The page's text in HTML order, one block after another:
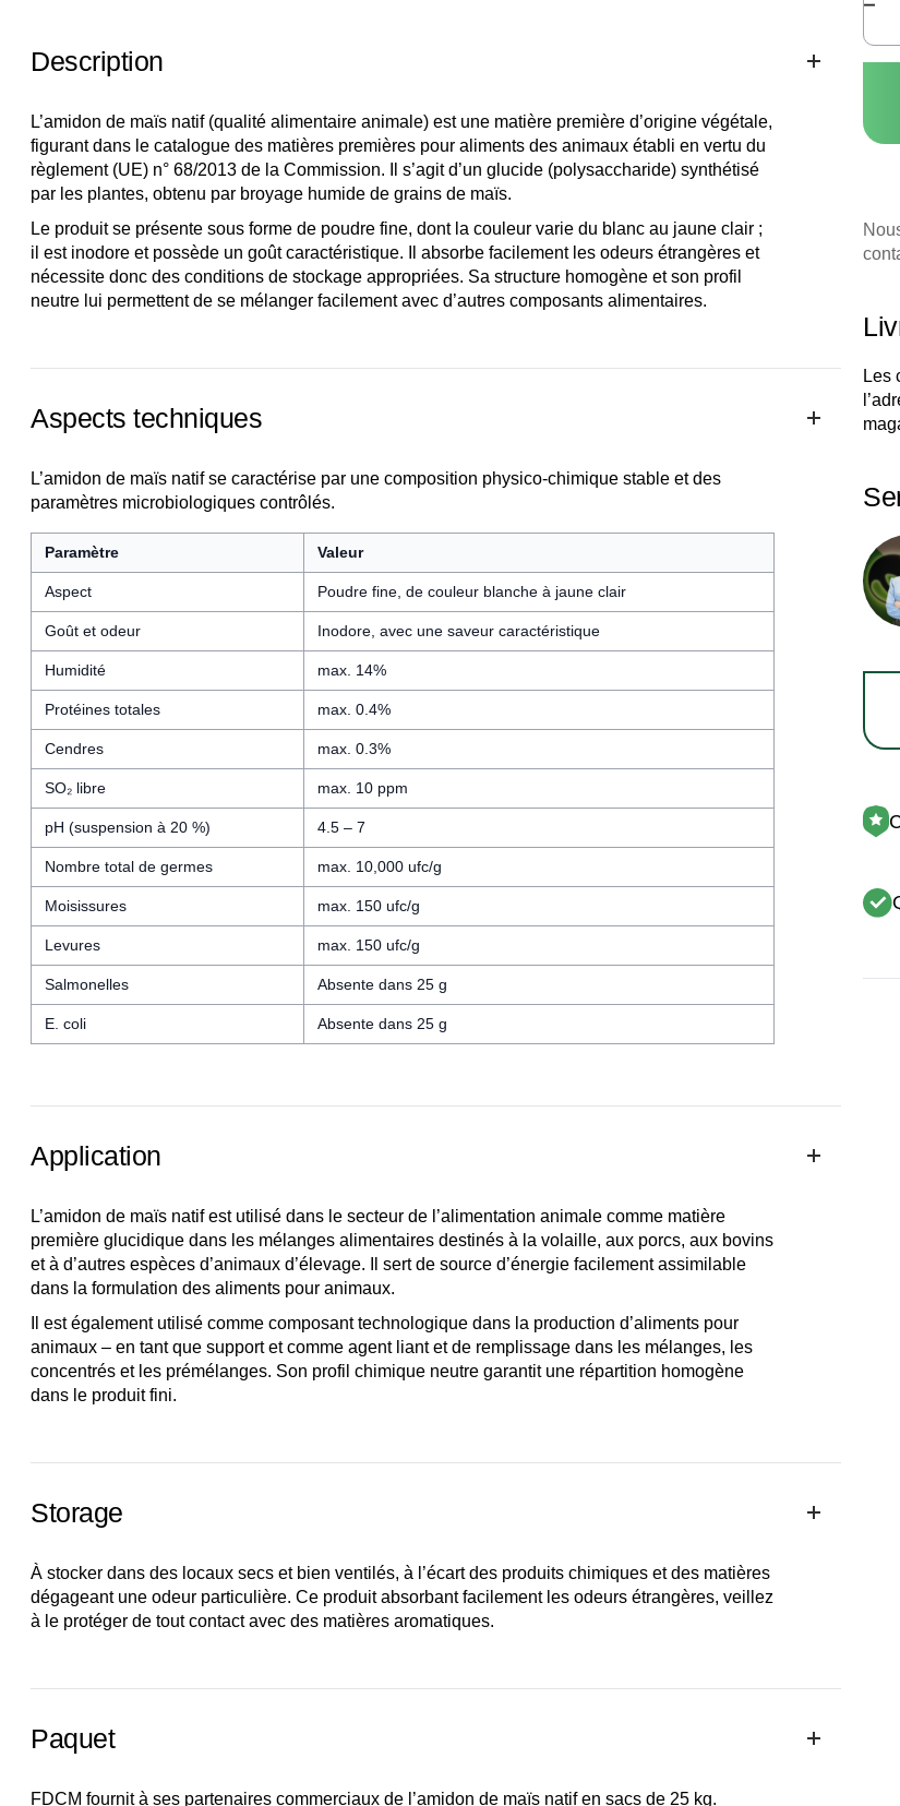
Description
L’amidon de maïs natif (qualité alimentaire animale) est une matière première d’origine végétale,
figurant dans le catalogue des matières premières pour aliments des animaux établi en vertu du
règlement (UE) n° 68/2013 de la Commission. Il s’agit d’un glucide (polysaccharide) synthétisé
par les plantes, obtenu par broyage humide de grains de maïs.
Le produit se présente sous forme de poudre fine, dont la couleur varie du blanc au jaune clair ;
il est inodore et possède un goût caractéristique. Il absorbe facilement les odeurs étrangères et
nécessite donc des conditions de stockage appropriées. Sa structure homogène et son profil
neutre lui permettent de se mélanger facilement avec d’autres composants alimentaires.
Aspects techniques
L’amidon de maïs natif se caractérise par une composition physico-chimique stable et des
paramètres microbiologiques contrôlés.
Paramètre Valeur
Aspect Poudre fine, de couleur blanche à jaune clair
Goût et odeur Inodore, avec une saveur caractéristique
Humidité max. 14%
Protéines totales max. 0.4%
Cendres max. 0.3%
SO₂ libre max. 10 ppm
pH (suspension à 20 %) 4.5 – 7
Nombre total de germes max. 10,000 ufc/g
Moisissures max. 150 ufc/g
Levures max. 150 ufc/g
Salmonelles Absente dans 25 g
E. coli Absente dans 25 g
Application
L’amidon de maïs natif est utilisé dans le secteur de l’alimentation animale comme matière
première glucidique dans les mélanges alimentaires destinés à la volaille, aux porcs, aux bovins
et à d’autres espèces d’animaux d’élevage. Il sert de source d’énergie facilement assimilable
dans la formulation des aliments pour animaux.
Il est également utilisé comme composant technologique dans la production d’aliments pour
animaux – en tant que support et comme agent liant et de remplissage dans les mélanges, les
concentrés et les prémélanges. Son profil chimique neutre garantit une répartition homogène
dans le produit fini.
Storage
À stocker dans des locaux secs et bien ventilés, à l’écart des produits chimiques et des matières
dégageant une odeur particulière. Ce produit absorbant facilement les odeurs étrangères, veillez
à le protéger de tout contact avec des matières aromatiques.
Paquet
FDCM fournit à ses partenaires commerciaux de l’amidon de maïs natif en sacs de 25 kg.
Les